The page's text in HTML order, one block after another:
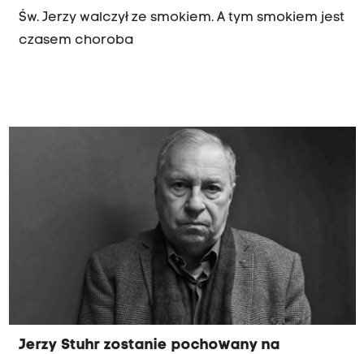
Św. Jerzy walczył ze smokiem. A tym smokiem jest
czasem choroba
Jerzy Stuhr zostanie pochowany na